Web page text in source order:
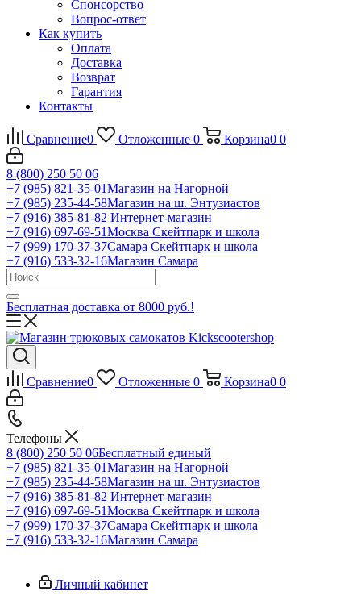
Спонсорство
Вопрос-ответ
Как купить
Оплата
Доставка
Возврат
Гарантия
Контакты
Сравнение0 Отложенные 0 Корзина0 0
8 (800) 250 50 06
+7 (985) 821-35-01Магазин на Нагорной
+7 (985) 235-44-58Магазин на ш. Энтузиастов
+7 (916) 385-81-82 Интернет-магазин
+7 (916) 697-69-51Москва Скейтпарк и школа
+7 (999) 170-37-37Самара Скейтпарк и школа
+7 (916) 533-32-16Магазин Самара
Бесплатная доставка от 8000 руб.!
Сравнение0 Отложенные 0 Корзина0 0
Телефоны
8 (800) 250 50 06Бесплатный единый
+7 (985) 821-35-01Магазин на Нагорной
+7 (985) 235-44-58Магазин на ш. Энтузиастов
+7 (916) 385-81-82 Интернет-магазин
+7 (916) 697-69-51Москва Скейтпарк и школа
+7 (999) 170-37-37Самара Скейтпарк и школа
+7 (916) 533-32-16Магазин Самара
Личный кабинет